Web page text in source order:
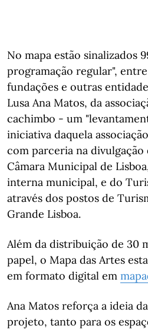
No mapa estão sinalizados
programação regular",
fundações e outras
Lusa Ana Matos, da
cachimbo - um
iniciativa daquela
com parceria na
Câmara Municipal de
interna municipal, e do
através dos postos de
Grande Lisboa.
Além da distribuição de 30
papel, o Mapa das Artes
em formato digital em
Ana Matos reforça a ideia
projeto, tanto para os